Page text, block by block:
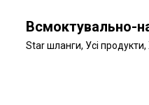
Всмоктувально-
Star шланги, Усі продукти,